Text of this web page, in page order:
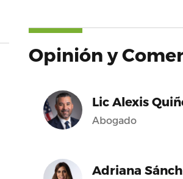
Opinión y
Lic Alexis
Abogado
Adriana